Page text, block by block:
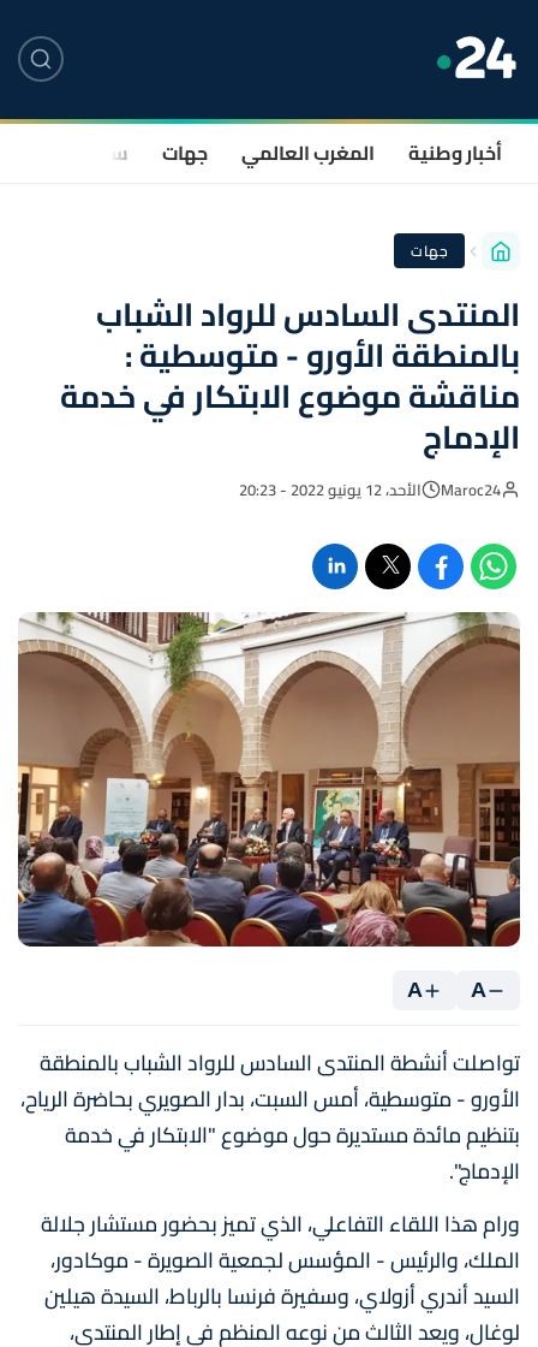
أخبار وطنية المغرب العالمي جهات سياسة
جهات
المنتدى السادس للرواد الشباب
بالمنطقة الأورو - متوسطية :
مناقشة موضوع الابتكار في خدمة
الإدماج
Maroc24 الأحد، 12 يونيو 2022 - 20:23
A
A
تواصلت أنشطة المنتدى السادس للرواد الشباب بالمنطقة
الأورو - متوسطية، أمس السبت، بدار الصويري بحاضرة الرياح،
بتنظيم مائدة مستديرة حول موضوع "الابتكار في خدمة
الإدماج".
ورام هذا اللقاء التفاعلي، الذي تميز بحضور مستشار جلالة
الملك، والرئيس - المؤسس لجمعية الصويرة - موكادور،
السيد أندري أزولاي، وسفيرة فرنسا بالرباط، السيدة هيلين
لوغال، ويعد الثالث من نوعه المنظم في إطار المنتدى،